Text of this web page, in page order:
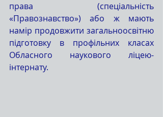
права (спеціальність
«Правознавство») або ж мають
намір продовжити загальноосвітню
підготовку в профільних класах
Обласного наукового ліцею-
інтернату.